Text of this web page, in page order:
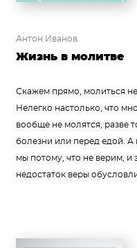
Антон Иванов
Жизнь в молитве
Скажем прямо, молиться
Нелегко настолько, что
вообще не молятся, разве
болезни или перед едой. А
мы потому, что не верим, и
недостаток веры